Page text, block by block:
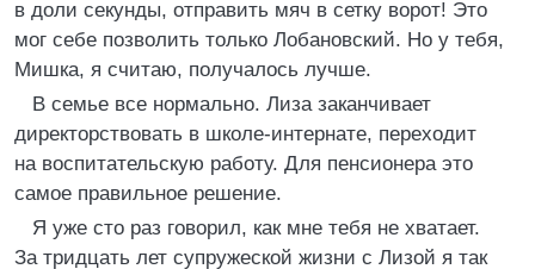
в доли секунды, отправить мяч в сетку ворот! Это
мог себе позволить только Лобановский. Но у тебя,
Мишка, я считаю, получалось лучше.
В семье все нормально. Лиза заканчивает
директорствовать в школе-интернате, переходит
на воспитательскую работу. Для пенсионера это
самое правильное решение.
Я уже сто раз говорил, как мне тебя не хватает.
За тридцать лет супружеской жизни с Лизой я так